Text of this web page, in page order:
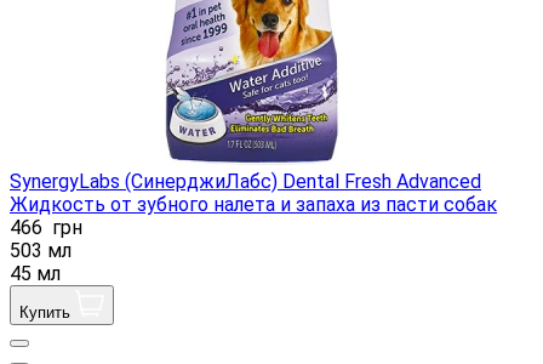
SynergyLabs (СинерджиЛабс) Dental Fresh Advanced
Жидкость от зубного налета и запаха из пасти собак
466 грн
503 мл
45 мл
Купить